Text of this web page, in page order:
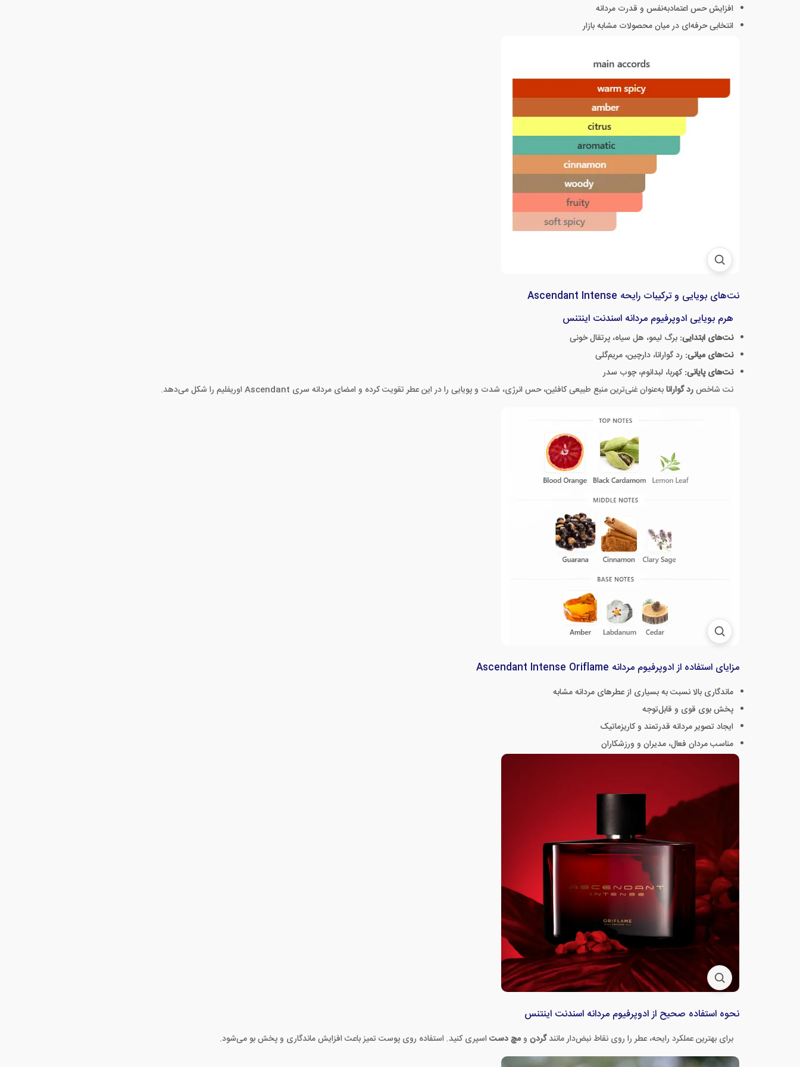
افزایش حس اعتمادبه‌نفس و قدرت مردانه
انتخابی حرفه‌ای در میان محصولات مشابه بازار
نت‌های بویایی و ترکیبات رایحه Ascendant Intense
هرم بویایی ادوپرفیوم مردانه اسندنت اینتنس
نت‌های ابتدایی: برگ لیمو، هل سیاه، پرتقال خونی
نت‌های میانی: رد گوارانا، دارچین، مریم‌گلی
نت‌های پایانی: کهربا، لبدانوم، چوب سدر
نت شاخصرد گوارانابه‌عنوان غنی‌ترین منبع طبیعی کافئین، حس انرژی، شدت و پویایی را در این عطر تقویت کرده و امضای مردانه سری Ascendant اوریفلیم را شکل می‌دهد.
مزایای استفاده از ادوپرفیوم مردانه Ascendant Intense Oriflame
ماندگاری بالا نسبت به بسیاری از عطرهای مردانه مشابه
پخش بوی قوی و قابل‌توجه
ایجاد تصویر مردانه قدرتمند و کاریزماتیک
مناسب مردان فعال، مدیران و ورزشکاران
نحوه استفاده صحیح از ادوپرفیوم مردانه اسندنت اینتنس
برای بهترین عملکرد رایحه، عطر را روی نقاط نبض‌دار مانندگردن و مچ دست اسپری کنید. استفاده روی پوست تمیز باعث افزایش ماندگاری و پخش بو می‌شود.